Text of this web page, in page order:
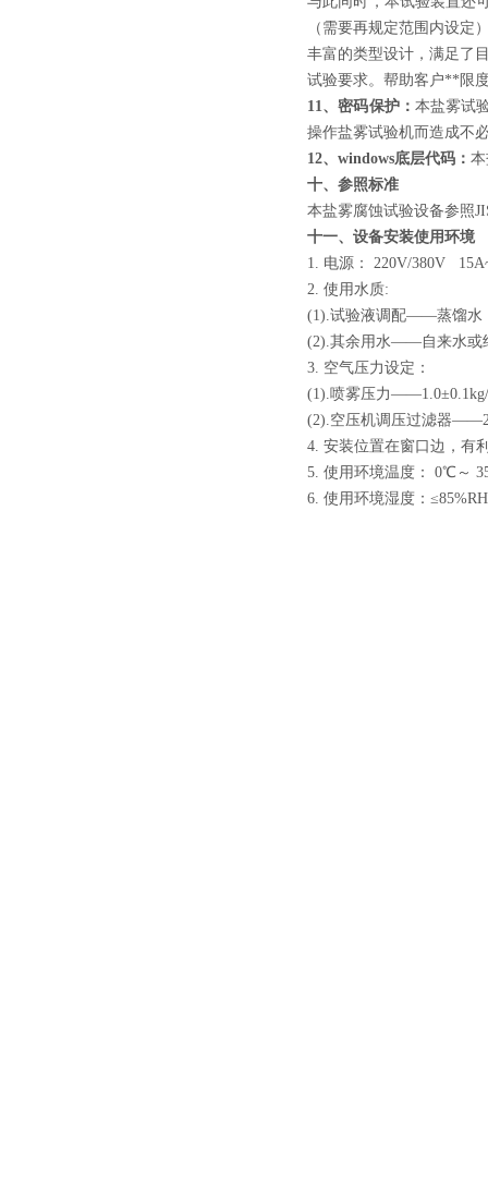
（需要再规定范围内设定
丰富的类型设计，满足了
试验要求。帮助客户**限
11、密码保护： 本盐雾试
操作盐雾试验机而造成不
12、windows底层代码：
十、参照标准
本盐雾腐蚀试验设备参照
十一、设备安装使用环境
1. 电源： 220V/380V
2. 使用水质:
(1).试验液调配——蒸馏水
(2).其余用水——自来水或
3. 空气压力设定：
(1).喷雾压力
(2).空压机调压过滤器
4. 安装位置在窗口边，有
5. 使用环境温度： 0℃～
6. 使用环境湿度：